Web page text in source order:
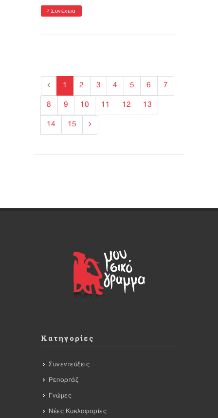
Συνέχεια
1 2 3 4 5 6 7
8 9 10 11 12 13
14 15
Κατηγορίες
Συνεντεύξεις
Ρεπορτάζ
Γνώμες
Νέες Κυκλοφορίες